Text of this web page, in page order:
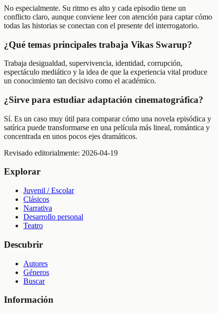
No especialmente. Su ritmo es alto y cada episodio tiene un
conflicto claro, aunque conviene leer con atención para captar cómo
todas las historias se conectan con el presente del interrogatorio.
¿Qué temas principales trabaja Vikas Swarup?
Trabaja desigualdad, supervivencia, identidad, corrupción,
espectáculo mediático y la idea de que la experiencia vital produce
un conocimiento tan decisivo como el académico.
¿Sirve para estudiar adaptación cinematográfica?
Sí. Es un caso muy útil para comparar cómo una novela episódica y
satírica puede transformarse en una película más lineal, romántica y
concentrada en unos pocos ejes dramáticos.
Revisado editorialmente: 2026-04-19
Explorar
Juvenil / Escolar
Clásicos
Narrativa
Desarrollo personal
Teatro
Descubrir
Autores
Géneros
Buscar
Información